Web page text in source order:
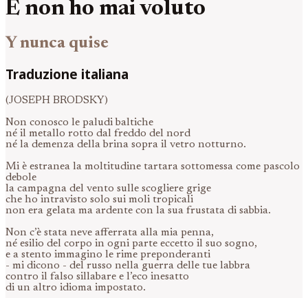
E non ho mai voluto
Y nunca quise
Traduzione italiana
(JOSEPH BRODSKY)
Non conosco le paludi baltiche
né il metallo rotto dal freddo del nord
né la demenza della brina sopra il vetro notturno.
Mi è estranea la moltitudine tartara sottomessa come pascolo
debole
la campagna del vento sulle scogliere grige
che ho intravisto solo sui moli tropicali
non era gelata ma ardente con la sua frustata di sabbia.
Non c’è stata neve afferrata alla mia penna,
né esilio del corpo in ogni parte eccetto il suo sogno,
e a stento immagino le rime preponderanti
- mi dicono - del russo nella guerra delle tue labbra
contro il falso sillabare e l’eco inesatto
di un altro idioma impostato.